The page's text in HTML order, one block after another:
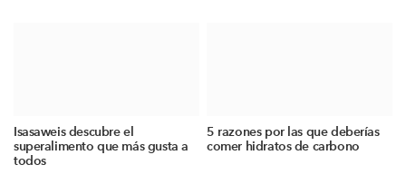
Isasaweis descubre el
superalimento que más gusta a
todos
5 razones por las que deberías
comer hidratos de carbono